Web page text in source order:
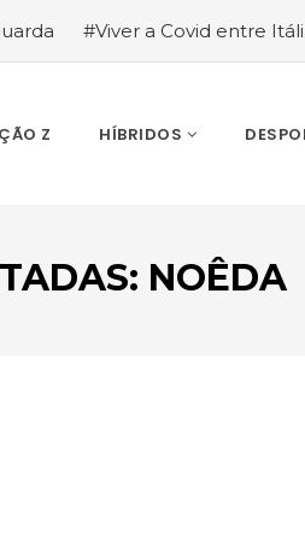
#Viver a Covid entre
Z HÍBRIDOS
NOÊDA